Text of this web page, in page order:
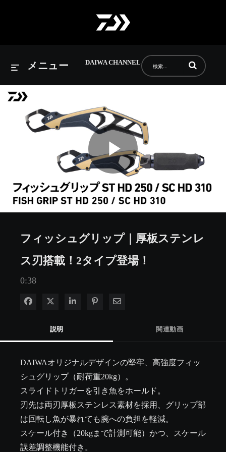
DAIWA CHANNEL
メニュー 動画の検索語句
Play
フィッシュグリップ｜厚板ステンレ
ス刃搭載！2タイプ登場！
0:38
Facebook で共有
Xで共有する
LinkedIn で共有
Pinterest に投稿
電子メールで共有
説明 関連動画
DAIWAオリジナルデザインの堅牢、高強度フィッ
シュグリップ（耐荷重20kg）。
スライドトリガーを引き魚をホールド。
刃先は両刃厚板ステンレス素材を採用、グリップ部
は回転し魚が暴れても腕への負担を軽減。
スケール付き（20kgまで計測可能）かつ、スケール
誤差調整機能付き。